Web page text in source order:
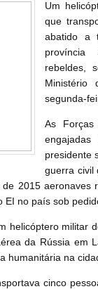
Um
que
abatido a
província
rebeldes,
Ministério
segunda-
As Forças
presidente
guerra civil
2015 aeronaves
no país sob
helicóptero militar
da Rússia em
humanitária na
cinco